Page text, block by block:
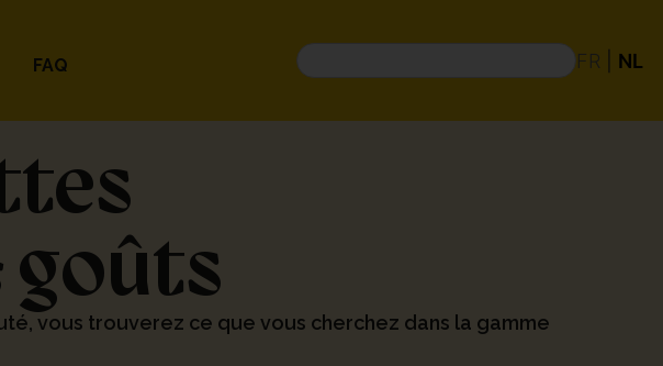
FAQ FR NL
goûts
vous trouverez ce que vous cherchez dans la gamme